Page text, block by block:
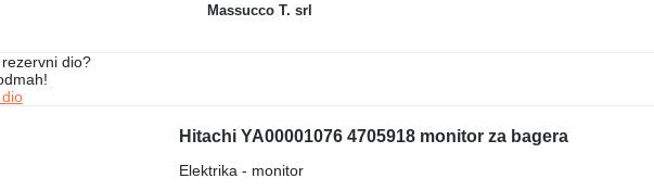
Massucco T. srl
dio?
Hitachi YA00001076 4705918 monitor za bagera
Elektrika - monitor